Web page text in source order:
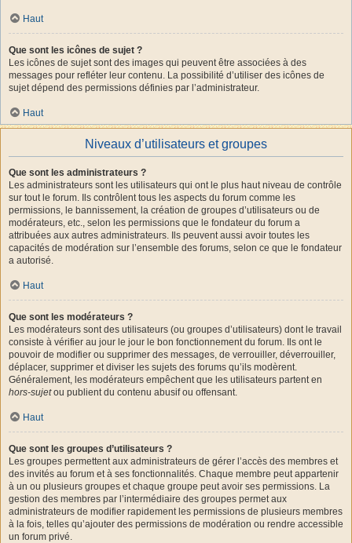
Haut
Que sont les icônes de sujet ?
Les icônes de sujet sont des images qui peuvent être associées à des
messages pour refléter leur contenu. La possibilité d’utiliser des icônes de
sujet dépend des permissions définies par l’administrateur.
Haut
Niveaux d’utilisateurs et groupes
Que sont les administrateurs ?
Les administrateurs sont les utilisateurs qui ont le plus haut niveau de contrôle
sur tout le forum. Ils contrôlent tous les aspects du forum comme les
permissions, le bannissement, la création de groupes d’utilisateurs ou de
modérateurs, etc., selon les permissions que le fondateur du forum a
attribuées aux autres administrateurs. Ils peuvent aussi avoir toutes les
capacités de modération sur l’ensemble des forums, selon ce que le fondateur
a autorisé.
Haut
Que sont les modérateurs ?
Les modérateurs sont des utilisateurs (ou groupes d’utilisateurs) dont le travail
consiste à vérifier au jour le jour le bon fonctionnement du forum. Ils ont le
pouvoir de modifier ou supprimer des messages, de verrouiller, déverrouiller,
déplacer, supprimer et diviser les sujets des forums qu’ils modèrent.
Généralement, les modérateurs empêchent que les utilisateurs partent en
hors-sujetou publient du contenu abusif ou offensant.
Haut
Que sont les groupes d’utilisateurs ?
Les groupes permettent aux administrateurs de gérer l’accès des membres et
des invités au forum et à ses fonctionnalités. Chaque membre peut appartenir
à un ou plusieurs groupes et chaque groupe peut avoir ses permissions. La
gestion des membres par l’intermédiaire des groupes permet aux
administrateurs de modifier rapidement les permissions de plusieurs membres
à la fois, telles qu’ajouter des permissions de modération ou rendre accessible
un forum privé.